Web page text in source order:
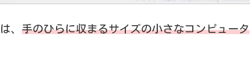
は、 手のひらに収まるサイズの小さなコンピュータ